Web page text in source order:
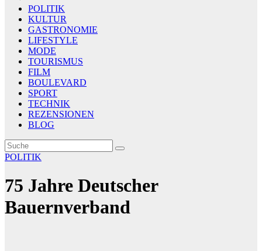
POLITIK
KULTUR
GASTRONOMIE
LIFESTYLE
MODE
TOURISMUS
FILM
BOULEVARD
SPORT
TECHNIK
REZENSIONEN
BLOG
POLITIK
75 Jahre Deutscher
Bauernverband